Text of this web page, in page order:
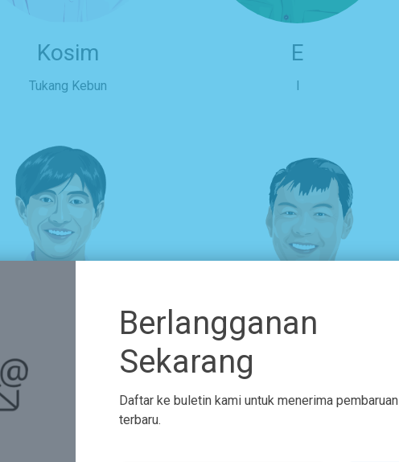
Kosim
Tukang Kebun
E
l
Donal Tashee Maro Faheed
Berlangganan
Sekarang
Daftar ke buletin kami untuk menerima pembaruan
terbaru.